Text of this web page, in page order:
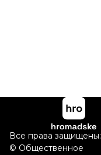
Все права защищены:
© Общественное